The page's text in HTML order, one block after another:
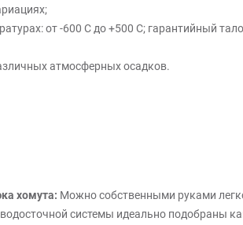
от -600 C до +500 C; гарантийный
атмосферных осадков.
хомута: Можно собственными руками
системы идеально подобраны